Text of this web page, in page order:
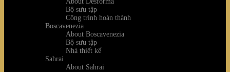
Bộ sưu tập
Công trình hoàn thành
Boscavenezia
About Boscavenezia
Bộ sưu tập
Nhà thiết kế
Sahrai
About Sahrai